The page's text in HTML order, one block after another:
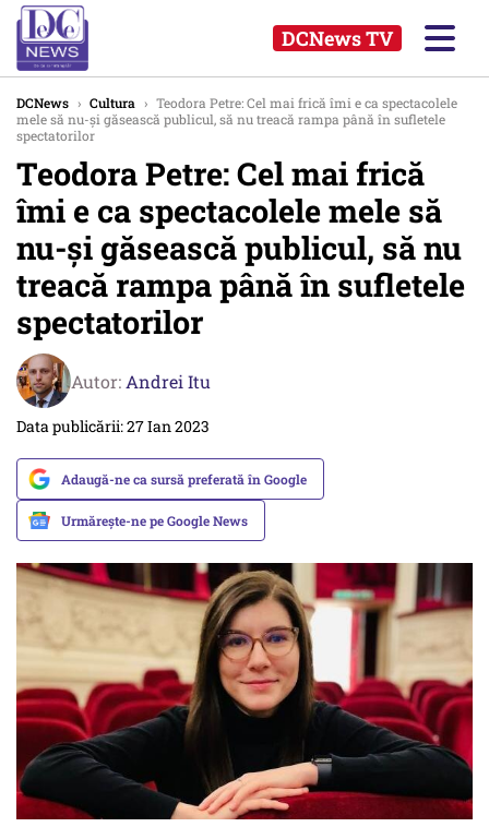
DCNews TV
DCNews › Cultura › Teodora Petre: Cel mai frică îmi e ca spectacolele
mele să nu-și găsească publicul, să nu treacă rampa până în sufletele
spectatorilor
Teodora Petre: Cel mai frică
îmi e ca spectacolele mele să
nu-și găsească publicul, să nu
treacă rampa până în sufletele
spectatorilor
Autor: Andrei Itu
Data publicării: 27 Ian 2023
Adaugă-ne ca sursă preferată în Google
Urmărește-ne pe Google News